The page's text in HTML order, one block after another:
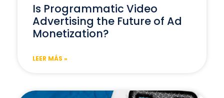
Is Programmatic Video
Advertising the Future of Ad
Monetization?
LEER MÁS »